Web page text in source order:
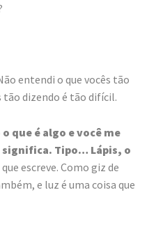
entendi o que vocês tão
tão dizendo é tão difícil.
que é algo e você me
significa. Tipo… Lápis, o
escreve. Como giz de
e luz é uma coisa que